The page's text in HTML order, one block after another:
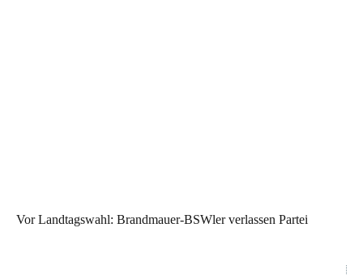
Vor Landtagswahl: Brandmauer-BSWler verlassen Partei